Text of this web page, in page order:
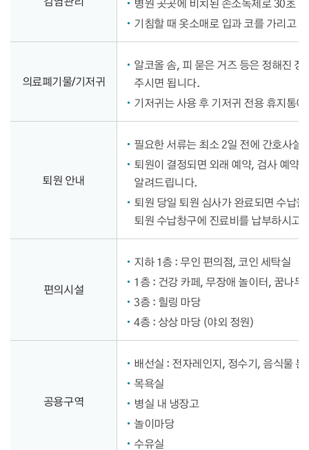
기침할 때 옷소매로 입과 코를 가리고
의료폐기물/기저귀
알코올 솜, 피 묻은 거즈 등은 정해진
주시면 됩니다.
기저귀는 사용 후 기저귀 전용 휴지통
퇴원 안내
필요한 서류는 최소 2일 전에 간호사
퇴원이 결정되면 외래 예약, 검사 예약
알려드립니다.
퇴원 당일 퇴원 심사가 완료되면 수납
퇴원 수납창구에 진료비를 납부하시고
편의시설
지하 1층 : 무인 편의점, 코인 세탁실
1층 : 건강 카페, 무장애 놀이터, 꿈나무
3층 : 힐링 마당
4층 : 상상 마당 (야외 정원)
공용구역
배선실 : 전자레인지, 정수기, 음식물
목욕실
병실 내 냉장고
놀이마당
수유실